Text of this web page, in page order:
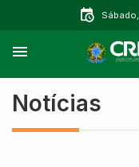
Notícias